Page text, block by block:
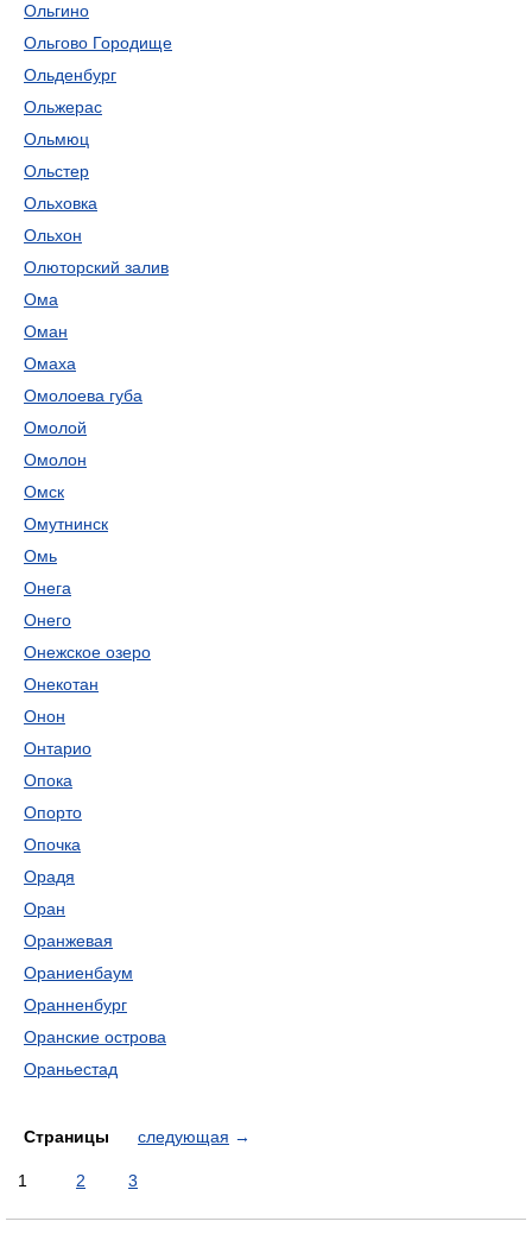
Ольгино
Ольгово Городище
Ольденбург
Ольжерас
Ольмюц
Ольстер
Ольховка
Ольхон
Олюторский залив
Ома
Оман
Омаха
Омолоева губа
Омолой
Омолон
Омск
Омутнинск
Омь
Онега
Онего
Онежское озеро
Онекотан
Онон
Онтарио
Опока
Опорто
Опочка
Орадя
Оран
Оранжевая
Ораниенбаум
Оранненбург
Оранские острова
Ораньестад
Страницы следующая →
1 2 3